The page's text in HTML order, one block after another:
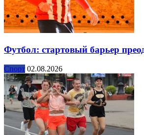
Футбол: стартовый барьер
Спорт 02.08.2026